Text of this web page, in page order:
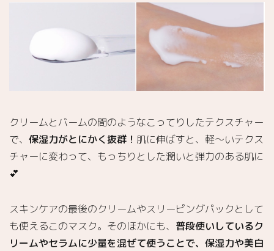
クリームとバームの間のようなこってりしたテクスチャー
で、 保湿力がとにかく抜群！ 肌に伸ばすと、軽〜いテクス
チャーに変わって、もっちりとした潤いと弾力のある肌に
💕
スキンケアの最後のクリームやスリーピングパックとして
も使えるこのマスク。そのほかにも、 普段使いしているク
リームやセラムに少量を混ぜて使うことで、保湿力や美白